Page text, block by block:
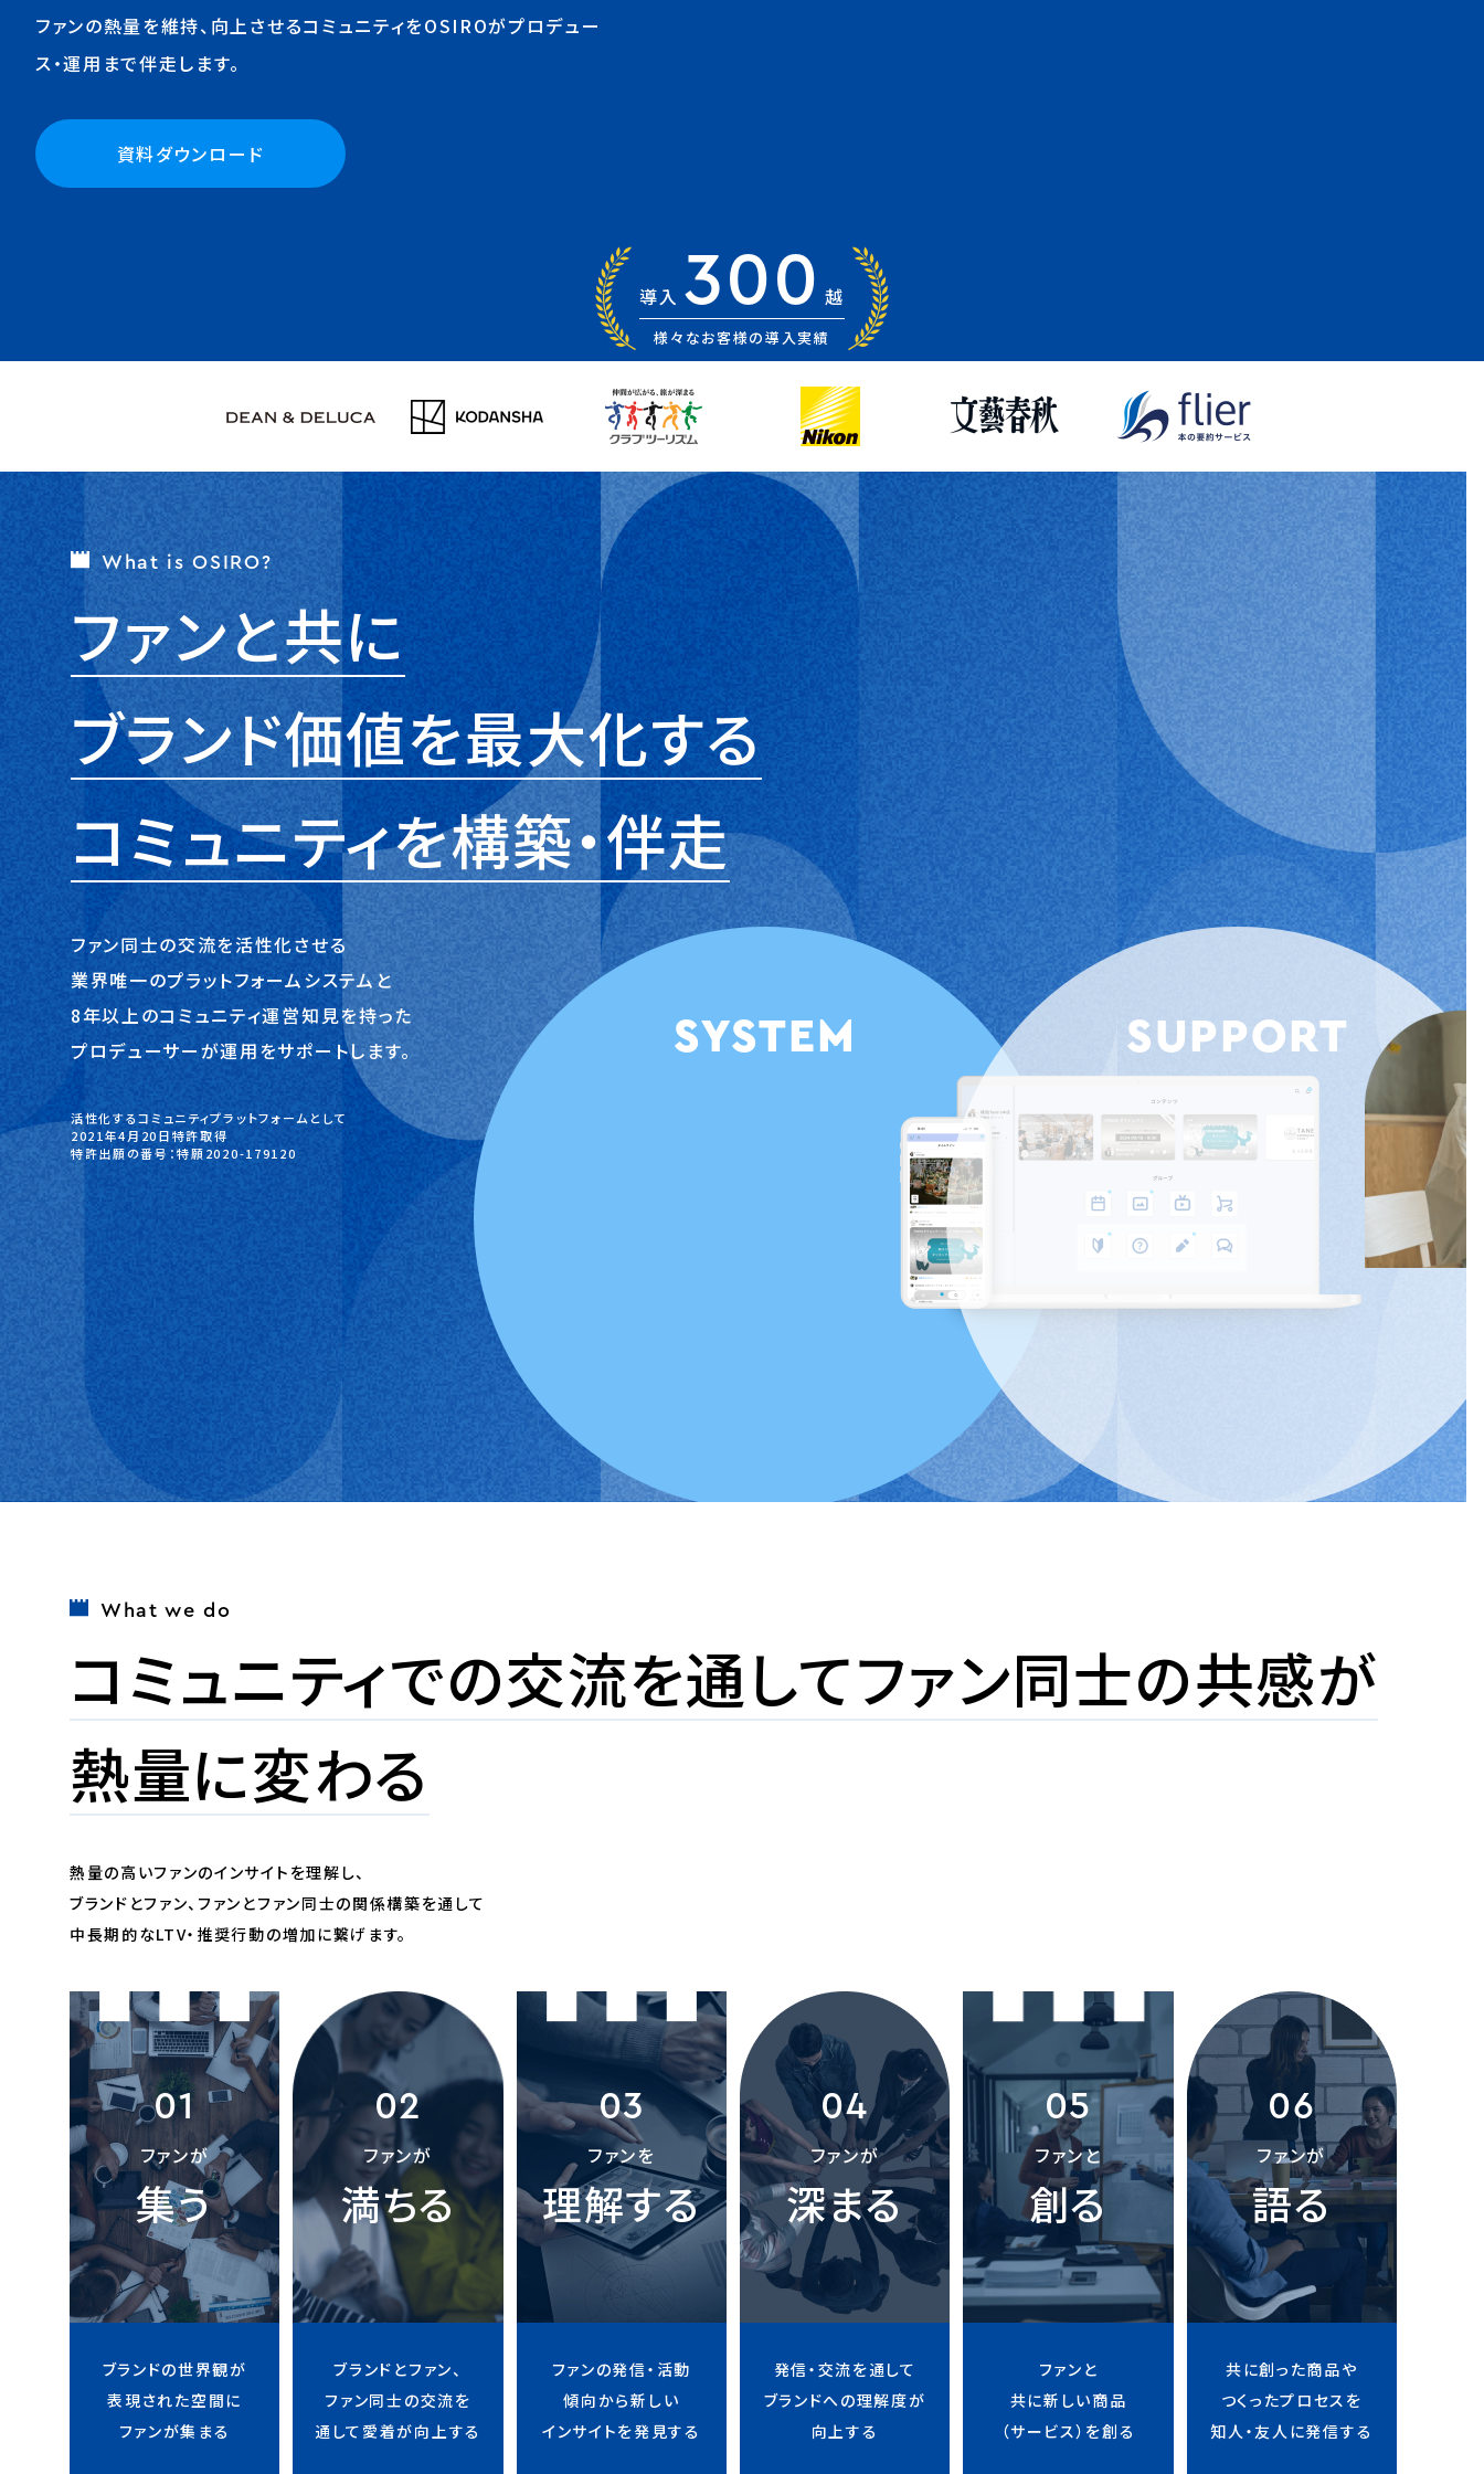
ファンの熱量を維持、向上させるコミュニティをOSIROがプロデュー
ス・運用まで伴走します。
資料ダウンロード
導入 300 越
様々なお客様の導入実績
What is OSIRO?
ファンと共に
ブランド価値を最大化する
コミュニティを構築・伴走
ファン同士の交流を活性化させる
業界唯一のプラットフォームシステムと
8年以上のコミュニティ運営知見を持った
プロデューサーが運用をサポートします。
SYSTEM SUPPORT
活性化するコミュニティプラットフォームとして
2021年4月20日特許取得
特許出願の番号：特願2020-179120
What we do
コミュニティでの交流を通してファン同士の共感が
熱量に変わる
熱量の高いファンのインサイトを理解し、
ブランドとファン、ファンとファン同士の関係構築を通して
中長期的なLTV・推奨行動の増加に繋げます。
01
ファンが
集う
ブランドの世界観が
表現された空間に
ファンが集まる
02
ファンが
満ちる
ブランドとファン、
ファン同士の交流を
通して愛着が向上する
03
ファンを
理解する
ファンの発信・活動
傾向から新しい
インサイトを発見する
04
ファンが
深まる
発信・交流を通して
ブランドへの理解度が
向上する
05
ファンと
創る
ファンと
共に新しい商品
（サービス）を創る
06
ファンが
語る
共に創った商品や
つくったプロセスを
知人・友人に発信する